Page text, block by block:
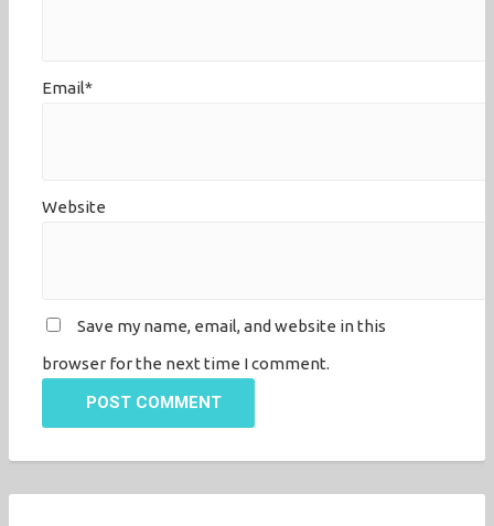
Email*
Website
Save my name, email, and website in this
browser for the next time I comment.
POST COMMENT